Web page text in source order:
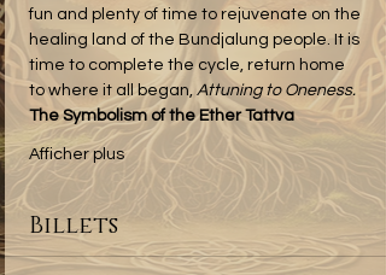
fun and plenty of time to rejuvenate on the
healing land of the Bundjalung people. It is
time to complete the cycle, return home
to where it all began, Attuning to Oneness.
The Symbolism of the Ether Tattva
Afficher plus
Billets